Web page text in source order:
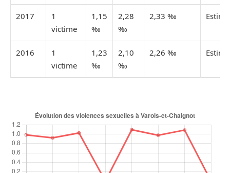
2017
1
victime
1,15
‰
2,28
‰
2,33 ‰
2016
1
victime
1,23
‰
2,10
‰
2,26 ‰